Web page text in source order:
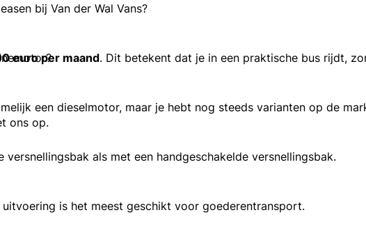
bij Van der Wal Vans?
euro per maand. Dit betekent dat je in een praktische bus rijdt,
een dieselmotor, maar je hebt nog steeds varianten op de
ons op.
als met een handgeschakelde versnellingsbak.
is het meest geschikt voor goederentransport.